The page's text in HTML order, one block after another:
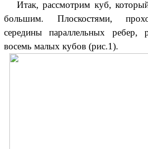
Итак, рассмотрим куб,
большим. Плоскостями,
середины параллельных ребер,
восемь малых кубов (рис.1).